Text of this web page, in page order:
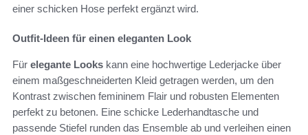
einer schicken Hose perfekt ergänzt wird.
Outfit-Ideen für einen eleganten Look
Für elegante Looks kann eine hochwertige Lederjacke über
einem maßgeschneiderten Kleid getragen werden, um den
Kontrast zwischen femininem Flair und robusten Elementen
perfekt zu betonen. Eine schicke Lederhandtasche und
passende Stiefel runden das Ensemble ab und verleihen einen